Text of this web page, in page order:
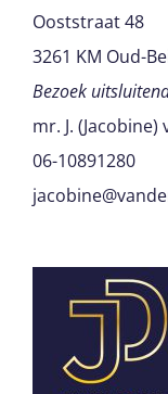
Ooststraat 48
3261 KM Oud-
Bezoek
mr. J.
06-10891280